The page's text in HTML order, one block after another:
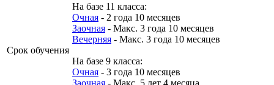
Срок обучения
На базе 11 класса:
Очная - 2 года 10 месяцев
Заочная - Макс. 3 года 10 месяцев
Вечерняя - Макс. 3 года 10 месяцев
На базе 9 класса:
Очная - 3 года 10 месяцев
Заочная - Макс. 5 лет 4 месяца